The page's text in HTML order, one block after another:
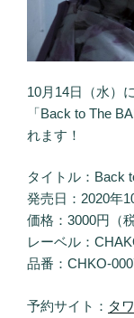
10月14日（水）
「Back to The
れます！
タイトル：Back
発売日：2020年
価格：3000円（税
レーベル：
品番：CHKO-
予約サイト： タ